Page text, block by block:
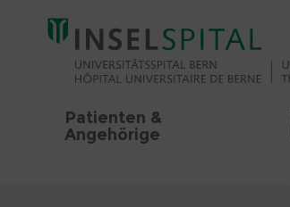
Patienten &
Angehörige